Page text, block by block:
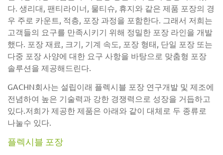
다. 생리대, 팬티라이너, 물티슈, 휴지와 같은 제품 포장의 경
우 주로 카운트, 적층, 포장 과정을 포함한다. 그래서 저희는
고객들의 요구를 만족시키기 위해 정밀한 포장 라인을 개발
했다. 포장 재료, 크기, 기계 속도, 포장 형태, 단일 포장 또는
다중 포장 사양에 대한 요구 사항을 바탕으로 맞춤형 포장
솔루션을 제공해드린다.
GACHN회사는 설립이래 플렉시블 포장 연구개발 및 제조에
전념하여 높은 기술력과 강한 경쟁력으로 성장을 거듭하고
있다.저희가 제공한 제품은 아래와 같이 대체로 두 종류로
나눌수 있다.
플렉시블 포장